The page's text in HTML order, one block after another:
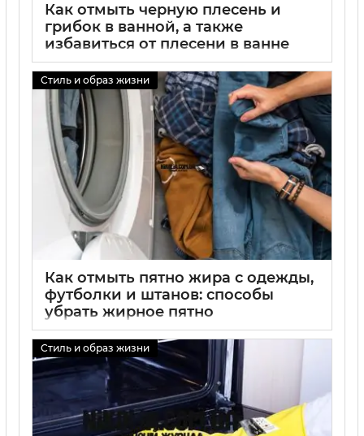
Как отмыть черную плесень и
грибок в ванной, а также
избавиться от плесени в ванне
Стиль и образ жизни
Как отмыть пятно жира с одежды,
футболки и штанов: способы
убрать жирное пятно
Стиль и образ жизни